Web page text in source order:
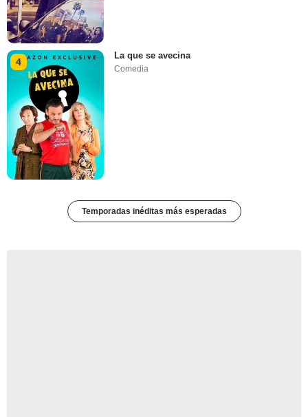
4
La que se avecina
Comedia
Temporadas inéditas más esperadas